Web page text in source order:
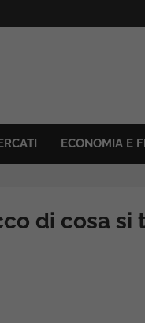
ECONOMIA E
di cosa